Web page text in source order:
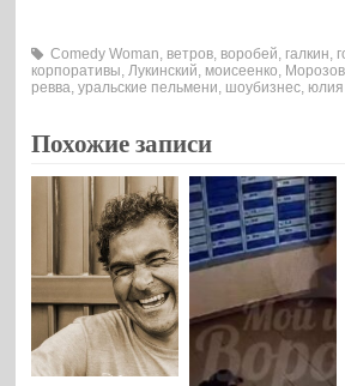
Comedy Woman, ветров, воробей, галкин,
корпоративы,Лукинский, моисеенко, Морозов
ревва,уральские пельмени, шоубизнес, юлия
Похожие записи